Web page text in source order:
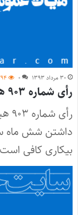
۳۰ مرداد ۱۳۹۳ ۰
رأی شماره ‌۹۰۳ هیأت عمومی دیوان عدالت اداری
داشتن شش ماه
بیکاری کافی